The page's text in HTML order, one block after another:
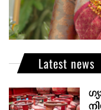
Latest news